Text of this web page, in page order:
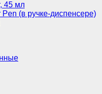
45 мл
(в ручке-диспенсере)